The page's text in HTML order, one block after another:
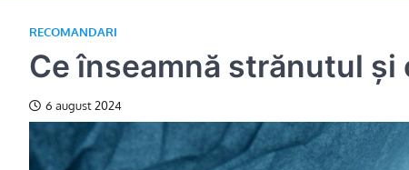
RECOMANDARI
Ce înseamnă strănutul
6 august 2024